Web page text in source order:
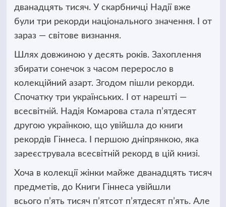
дванадцять тисяч. У скарбничці Надії вже
були три рекорди національного значення. І от
зараз — світове визнання.
Шлях довжиною у десять років. Захоплення
збирати сонечок з часом переросло в
колекційний азарт. Згодом пішли рекорди.
Спочатку три українських. І от нарешті —
всесвітній. Надія Комарова стала п’ятдесят
другою українкою, що увійшла до книги
рекордів Гіннеса. І першою дніпрянкою, яка
зареєструвала всесвітній рекорд в цій книзі.
Хоча в колекції жінки майже дванадцять тисяч
предметів, до Книги Гіннеса увійшли
всього п’ять тисяч п’ятсот п’ятдесят п’ять. Але